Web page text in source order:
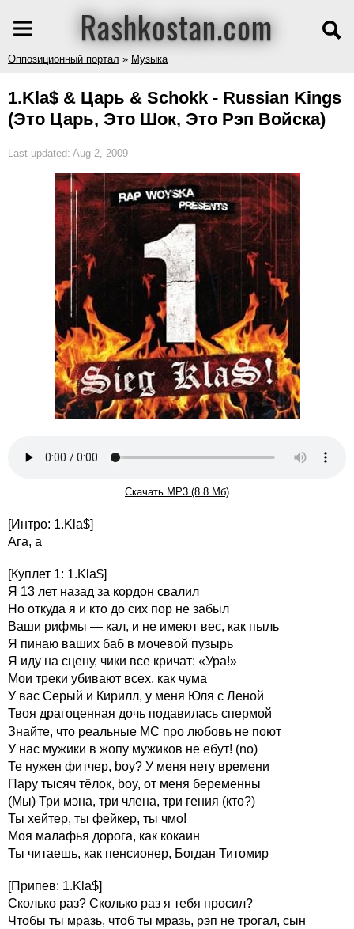
Rashkostan.com
Оппозиционный портал » Музыка
1.Kla$ & Царь & Schokk - Russian Kings
(Это Царь, Это Шок, Это Рэп Войска)
Last updated: Aug 2, 2009
Скачать MP3 (8.8 Мб)
[Интро: 1.Kla$]
Ага, а
[Куплет 1: 1.Kla$]
Я 13 лет назад за кордон свалил
Но откуда я и кто до сих пор не забыл
Ваши рифмы — кал, и не имеют вес, как пыль
Я пинаю ваших баб в мочевой пузырь
Я иду на сцену, чики все кричат: «Ура!»
Мои треки убивают всех, как чума
У вас Серый и Кирилл, у меня Юля с Леной
Твоя драгоценная дочь подавилась спермой
Знайте, что реальные MC про любовь не поют
У нас мужики в жопу мужиков не ебут! (no)
Те нужен фитчер, boy? У меня нету времени
Пару тысяч тёлок, boy, от меня беременны
(Мы) Три мэна, три члена, три гения (кто?)
Ты хейтер, ты фейкер, ты чмо!
Моя малафья дорога, как кокаин
Ты читаешь, как пенсионер, Богдан Титомир
[Припев: 1.Kla$]
Сколько раз? Сколько раз я тебя просил?
Чтобы ты мразь, чтоб ты мразь, рэп не трогал, сын